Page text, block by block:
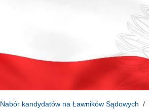
Nabór kandydatów na Ławników Sądowych